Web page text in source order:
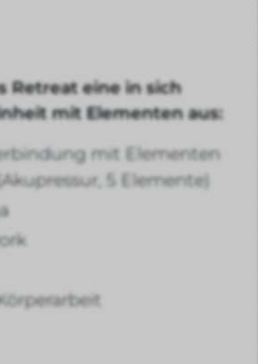
Retreat eine in sich
mit Elementen aus:
mit Elementen
5 Elemente)